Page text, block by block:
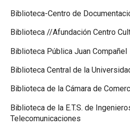
Biblioteca-Centro de
Biblioteca //Afundación Centro
Biblioteca Pública Juan Compañel
Biblioteca Central de la
Biblioteca de la Cámara de
Biblioteca de la E.T.S. de
Telecomunicaciones